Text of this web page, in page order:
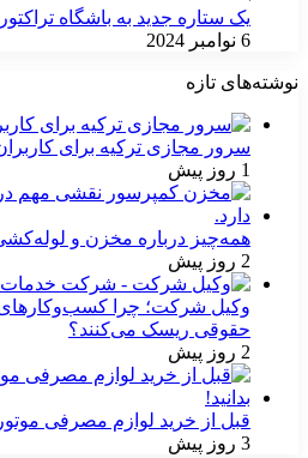
یک ستاره جدید به باشگاه
6 نوامبر 2024
نوشته‌های تازه
سرور مجازی ترکیه برای
1 روز پیش
همه‌چیز درباره مخزن و
2 روز پیش
وکیل شرکت؛ چرا
حقوقی ریسک می‌کنند؟
2 روز پیش
قبل از خرید لوازم مصرفی
3 روز پیش